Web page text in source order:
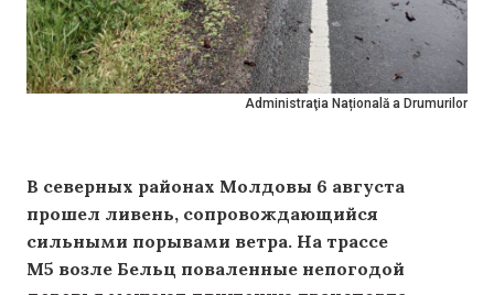
Administraţia Națională a Drumurilor
В северных районах Молдовы 6 августа
прошел ливень, сопровождающийся
сильными порывами ветра. На трассе
М5 возле Бельц поваленные непогодой